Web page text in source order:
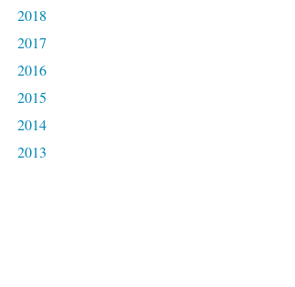
2018
2017
2016
2015
2014
2013